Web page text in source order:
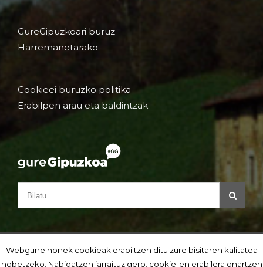
GureGipuzkoari buruz
Harremanetarako
Cookieei buruzko politika
Erabilpen arau eta baldintzak
Webgune honek cookieak erabiltzen ditu zure bisitaren kalitatea
hobetzeko. Nabigatzen jarraituz gero, cookie-en erabilera onartzen